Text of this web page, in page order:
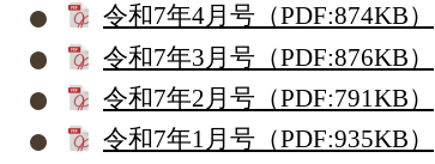
令和7年4月号（PDF:874KB）
令和7年3月号（PDF:876KB）
令和7年2月号（PDF:791KB）
令和7年1月号（PDF:935KB）